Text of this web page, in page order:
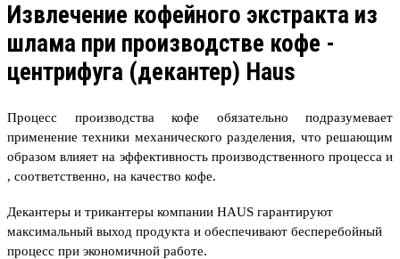
Извлечение кофейного экстракта из
шлама при производстве кофе -
центрифуга (декантер) Haus
Процесс производства кофе обязательно подразумевает
применение техники механического разделения, что решающим
образом влияет на эффективность производственного процесса и
, соответственно, на качество кофе.
Декантеры и трикантеры компании HAUS гарантируют
максимальный выход продукта и обеспечивают бесперебойный
процесс при экономичной работе.